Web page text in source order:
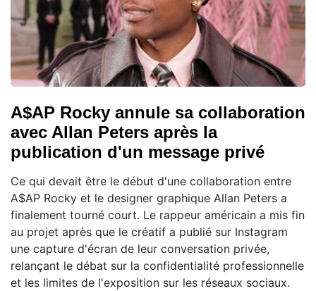
A$AP Rocky annule sa collaboration
avec Allan Peters après la
publication d'un message privé
Ce qui devait être le début d'une collaboration entre
A$AP Rocky et le designer graphique Allan Peters a
finalement tourné court. Le rappeur américain a mis fin
au projet après que le créatif a publié sur Instagram
une capture d'écran de leur conversation privée,
relançant le débat sur la confidentialité professionnelle
et les limites de l'exposition sur les réseaux sociaux.